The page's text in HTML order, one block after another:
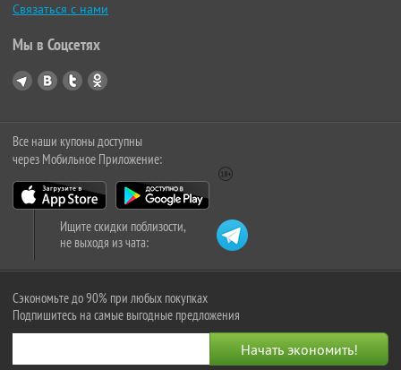
Связаться с нами
Мы в Соцсетях
Все наши купоны доступны
через Мобильное Приложение:
Ищите скидки поблизости,
не выходя из чата:
Сэкономьте до 90% при любых покупках
Подпишитесь на самые выгодные предложения